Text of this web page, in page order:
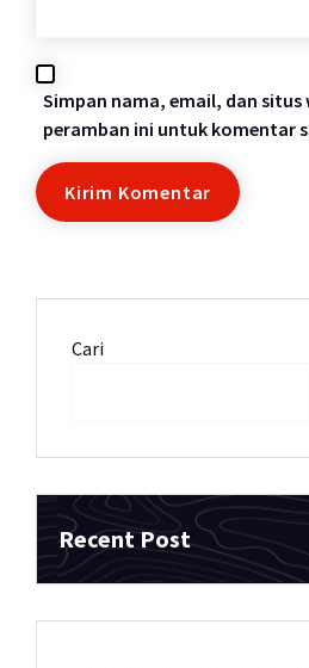
Simpan nama, email, dan situs
peramban ini untuk komentar
Cari
Recent Post